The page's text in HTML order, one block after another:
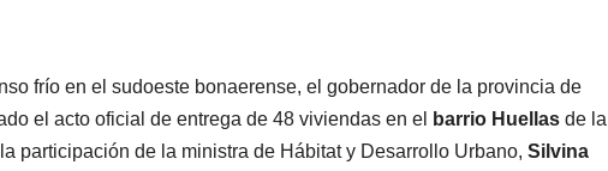
frío en el sudoeste bonaerense, el gobernador de la provincia de
el acto oficial de entrega de 48 viviendas en el barrio Huellas de la
participación de la ministra de Hábitat y Desarrollo Urbano, Silvina